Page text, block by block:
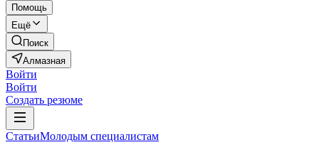
Помощь
Ещё
Поиск
Алмазная
Войти
Войти
Создать резюме
СтатьиМолодым специалистам